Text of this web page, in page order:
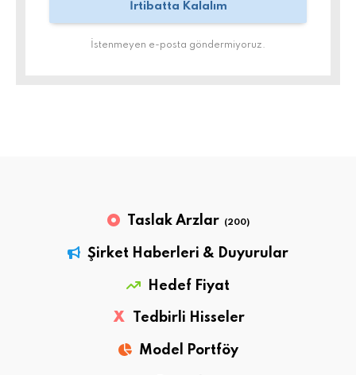
İstenmeyen e-posta göndermiyoruz.
Taslak Arzlar (200)
Şirket Haberleri & Duyurular
Hedef Fiyat
X Tedbirli Hisseler
Model Portföy